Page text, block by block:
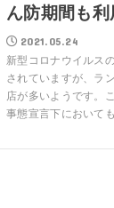
ん防期間も
2021.05.24
新型コロナウイルス
されていますが、ラ
店が多いようです。
事態宣言下において